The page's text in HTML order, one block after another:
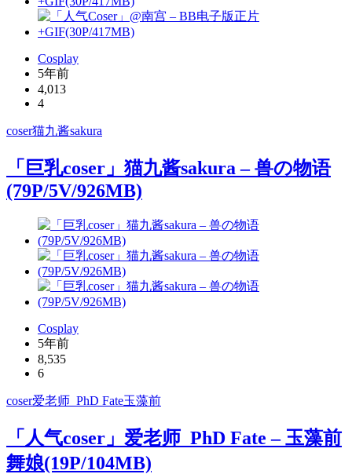
Cosplay
5年前
4,013
4
coser猫九酱sakura
「巨乳coser」猫九酱sakura – 兽の物语
(79P/5V/926MB)
Cosplay
5年前
8,535
6
coser爱老师_PhD Fate玉藻前
「人气coser」爱老师_PhD Fate – 玉藻前
舞娘(19P/104MB)